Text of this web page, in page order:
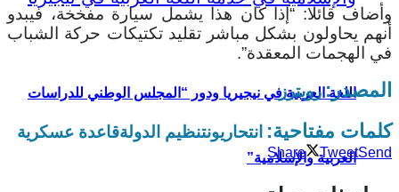
اللغة العربية في نيجيريا ودور “المجلس الوطني للدراسات
العربية والإسلامية”
وأضاف قائلا: “إذا كان هذا يشمل سيارة مفخخة، فيبدو
أنهم يحاولون بشكل مباشر تقليد تكتيكات حركة الشباب
في الهجمات المعقدة”.
المصدر: رويترز
كلمات مفتاحية: انتحاريونتنظيم الدولةقاعدة عسكرية
Share TweetSend